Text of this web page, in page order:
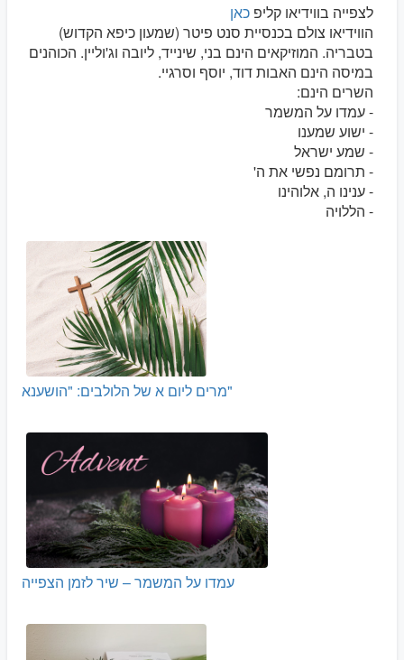
לצפייה בווידיאו קליפ כאן
הווידיאו צולם בכנסיית סנט פיטר (שמעון כיפא הקדוש)
בטבריה. המוזיקאים הינם בני, שינייד, ליובה וג'וליין. הכוהנים
במיסה הינם האבות דוד, יוסף וסרגיי.
השרים הינם:
- עמדו על המשמר
- ישוע שמענו
- שמע ישראל
- תרומם נפשי את ה'
- ענינו ה, אלוהינו
- הללויה
מרים ליום א של הלולבים: "הושענא"
עמדו על המשמר – שיר לזמן הצפייה